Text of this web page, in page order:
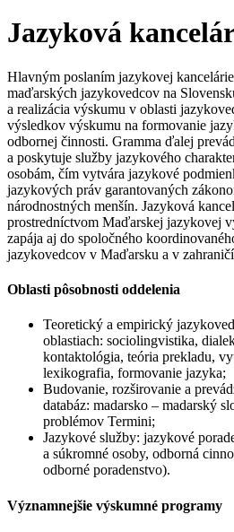
Jazyková
Hlavným poslaním jazykovej
maďarských jazykovedcov na
a realizácia výskumu v oblasti
výsledkov výskumu na formovanie
odbornej činnosti. Gramma ďalej
a poskytuje služby jazykového
osobám, čím vytvára jazykové
jazykových práv garantovaných
národnostných menšín. Jazyková
prostredníctvom Maďarskej jazykovej
zapája aj do spoločného
jazykovedcov v Maďarsku a v
Oblasti pôsobnosti oddelenia
Teoretický a empirický
oblastiach: sociolingvistika,
kontaktológia, teória prekladu,
lexikografia, formovanie jazyka;
Budovanie, rozširovanie a
databáz: madarsko – madarský
problémov Termini;
Jazykové služby: jazykové
a súkromné osoby, odborná
odborné poradenstvo).
Významnejšie výskumné programy